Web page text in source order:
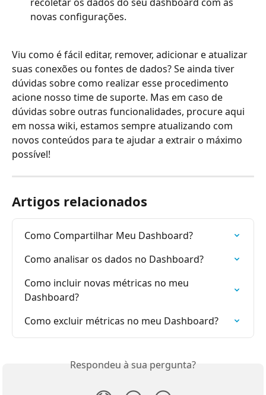
novas configurações.
Viu como é fácil editar, remover, adicionar e atualizar
suas conexões ou fontes de dados? Se ainda tiver
dúvidas sobre como realizar esse procedimento
acione nosso time de suporte. Mas em caso de
dúvidas sobre outras funcionalidades, procure aqui
em nossa wiki, estamos sempre atualizando com
novos conteúdos para te ajudar a extrair o máximo
possível!
Artigos relacionados
Como Compartilhar Meu Dashboard?
Como analisar os dados no Dashboard?
Como incluir novas métricas no meu
Dashboard?
Como excluir métricas no meu Dashboard?
Respondeu à sua pergunta?